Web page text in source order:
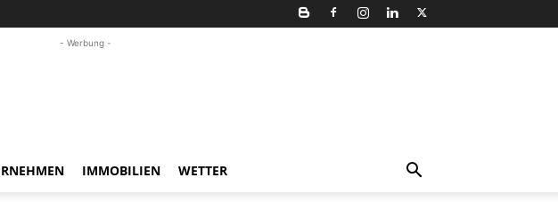
- Werbung -
IMMOBILIEN WETTER